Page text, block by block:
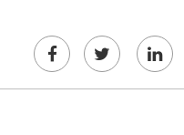
Share Twe
Share